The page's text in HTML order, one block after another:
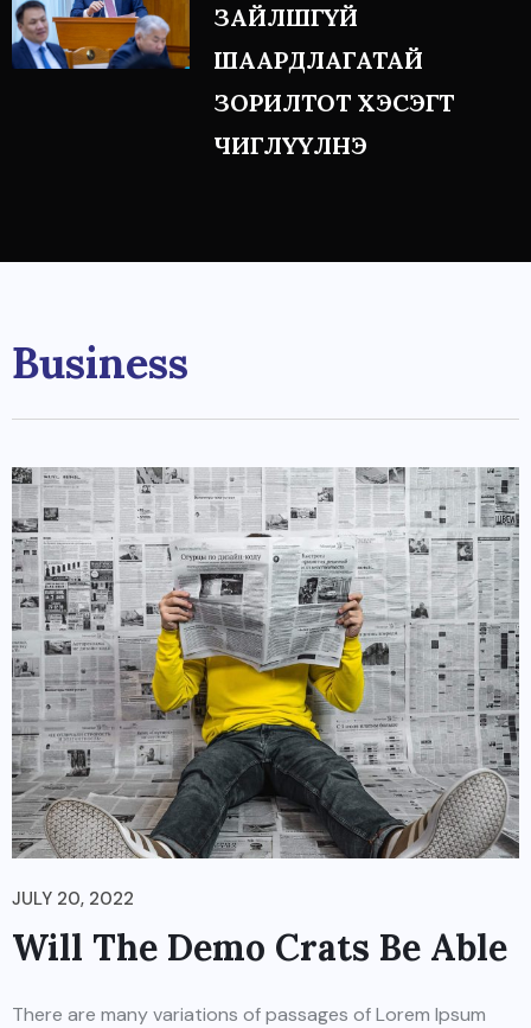
ЗАЙЛШГҮЙ
ШААРДЛАГАТАЙ
ЗОРИЛТОТ ХЭСЭГТ
ЧИГЛҮҮЛНЭ
Business
JULY 20, 2022
Will The Demo Crats Be Able
There are many variations of passages of Lorem Ipsum